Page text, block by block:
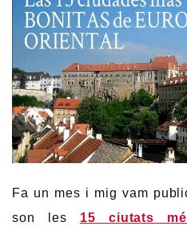
Fa un mes i mig vam
son les 15 ciutats